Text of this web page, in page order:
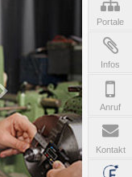
Portale
Infos
Anruf
Kontakt